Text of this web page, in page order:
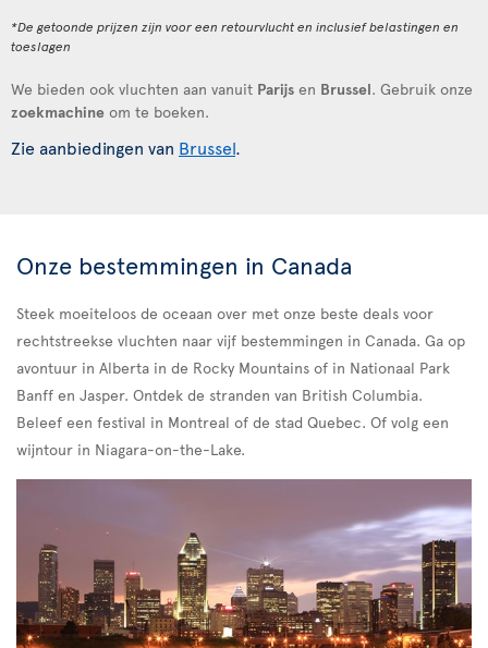
*De getoonde prijzen zijn voor een retourvlucht en inclusief belastingen en
toeslagen
We bieden ook vluchten aan vanuit Parijs en Brussel. Gebruik onze
zoekmachine om te boeken.
Zie aanbiedingen van Brussel.
Onze bestemmingen in Canada
Steek moeiteloos de oceaan over met onze beste deals voor
rechtstreekse vluchten naar vijf bestemmingen in Canada. Ga op
avontuur in Alberta in de Rocky Mountains of in Nationaal Park
Banff en Jasper. Ontdek de stranden van British Columbia.
Beleef een festival in Montreal of de stad Quebec. Of volg een
wijntour in Niagara-on-the-Lake.